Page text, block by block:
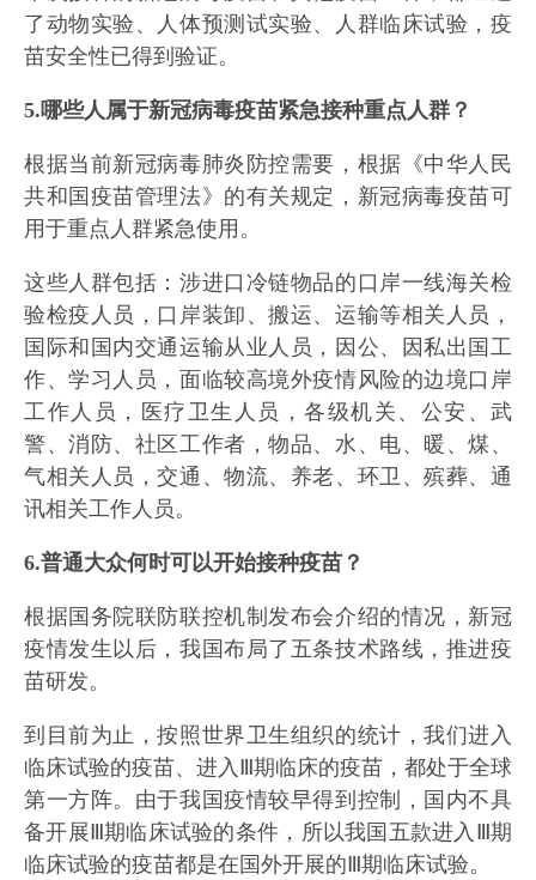
了动物实验、人体预测试实验、人群临床试验，疫
苗安全性已得到验证。
5.哪些人属于新冠病毒疫苗紧急接种重点人群？
根据当前新冠病毒肺炎防控需要，根据《中华人民
共和国疫苗管理法》的有关规定，新冠病毒疫苗可
用于重点人群紧急使用。
这些人群包括：涉进口冷链物品的口岸一线海关检
验检疫人员，口岸装卸、搬运、运输等相关人员，
国际和国内交通运输从业人员，因公、因私出国工
作、学习人员，面临较高境外疫情风险的边境口岸
工作人员，医疗卫生人员，各级机关、公安、武
警、消防、社区工作者，物品、水、电、暖、煤、
气相关人员，交通、物流、养老、环卫、殡葬、通
讯相关工作人员。
6.普通大众何时可以开始接种疫苗？
根据国务院联防联控机制发布会介绍的情况，新冠
疫情发生以后，我国布局了五条技术路线，推进疫
苗研发。
到目前为止，按照世界卫生组织的统计，我们进入
临床试验的疫苗、进入Ⅲ期临床的疫苗，都处于全球
第一方阵。由于我国疫情较早得到控制，国内不具
备开展Ⅲ期临床试验的条件，所以我国五款进入Ⅲ期
临床试验的疫苗都是在国外开展的Ⅲ期临床试验。